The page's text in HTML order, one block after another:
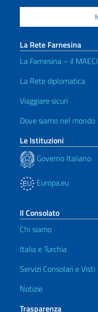
La Rete Farnesina
La Farnesina – il MAECI
La Rete diplomatica
Viaggiare sicuri
Dove siamo nel mondo
Le Istituzioni
Governo Italiano
Europa.eu
Il Consolato
Chi siamo
Italia e Turchia
Servizi Consolari e Visti
Notizie
Trasparenza